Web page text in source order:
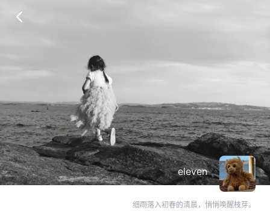
eleven
细雨落入初春的清晨，悄悄唤醒枝芽。